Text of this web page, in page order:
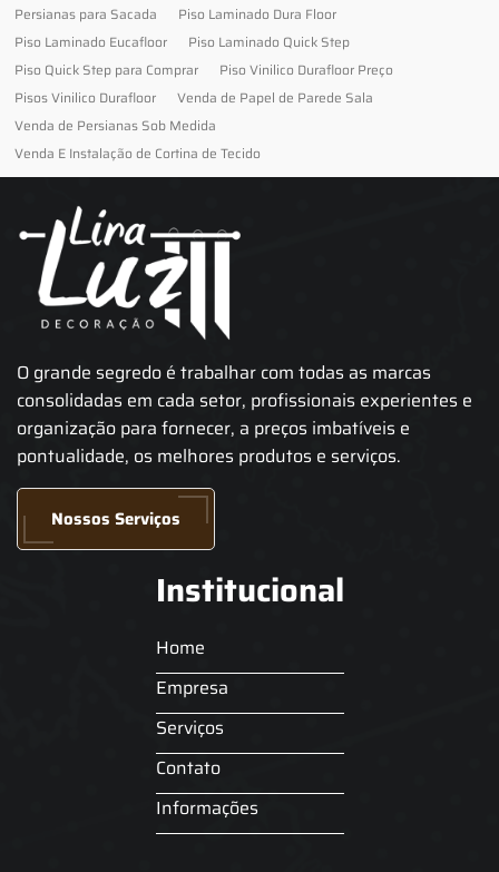
Persianas para Sacada
Piso Laminado Dura Floor
Piso Laminado Eucafloor
Piso Laminado Quick Step
Piso Quick Step para Comprar
Piso Vinilico Durafloor Preço
Pisos Vinilico Durafloor
Venda de Papel de Parede Sala
Venda de Persianas Sob Medida
Venda E Instalação de Cortina de Tecido
O grande segredo é trabalhar com todas as marcas
consolidadas em cada setor, profissionais experientes e
organização para fornecer, a preços imbatíveis e
pontualidade, os melhores produtos e serviços.
Nossos Serviços
Institucional
Home
Empresa
Serviços
Contato
Informações